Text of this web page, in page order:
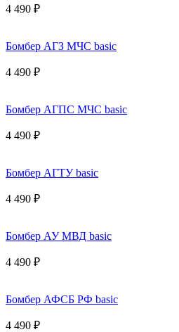
4 490 ₽
Бомбер АГЗ МЧС basic
4 490 ₽
Бомбер АГПС МЧС basic
4 490 ₽
Бомбер АГТУ basic
4 490 ₽
Бомбер АУ МВД basic
4 490 ₽
Бомбер АФСБ РФ basic
4 490 ₽